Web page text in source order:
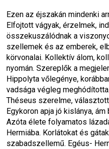
Ezen az éjszakán mindenki
Elfojtott vágyak, érzelmek,
összekuszálódnak a
szellemek és az emberek,
körvonalai. Kollektív álom,
nyomán. Szereplők a
Hippolyta vőlegénye,
vadsága végleg
Théseus szerelme,
Egykoron apja jó kislánya,
Azóta élete folyamatos
Hermiába. Korlátokat és
szabadszellemű. Egéus-